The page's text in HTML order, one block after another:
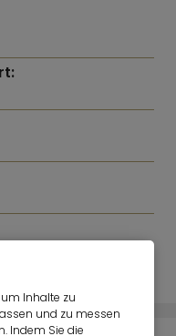
Inhalte zu
und zu messen
Indem Sie die